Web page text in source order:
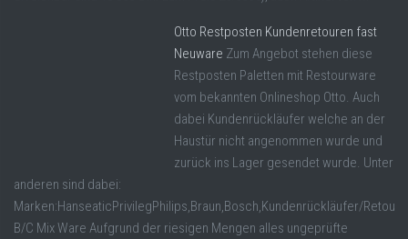
Otto Restposten Kundenretouren fast
Neuware Zum Angebot stehen diese
Restposten Paletten mit Restourware
vom bekannten Onlineshop Otto. Auch
dabei Kundenrückläufer welche an der
Haustür nicht angenommen wurde und
zurück ins Lager gesendet wurde. Unter
anderen sind dabei:
Marken:HanseaticPrivilegPhilips,Braun,Bosch,Kundenrückläufer/
B/C Mix Ware Aufgrund der riesigen Mengen alles ungeprüfte